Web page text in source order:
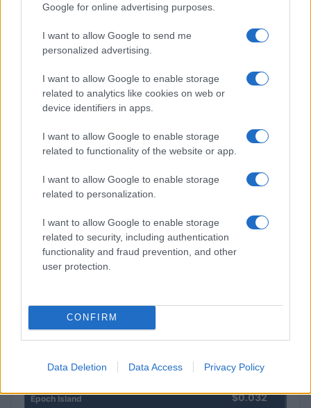
Google for online advertising purposes.
I want to allow Google to send me
personalized advertising.
I want to allow Google to enable storage
related to analytics like cookies on web or
device identifiers in apps.
I want to allow Google to enable storage
related to functionality of the website or app.
I want to allow Google to enable storage
related to personalization.
I want to allow Google to enable storage
related to security, including authentication
functionality and fraud prevention, and other
user protection.
CONFIRM
Data Deletion Data Access Privacy Policy
Stapsgewijze gids voor het instellen van een hardware wallet
Sven Bakker · 4 aug 2026
Naam
Kinza Babylon Staked BTC $83,270.00
Epoch Island $0.032